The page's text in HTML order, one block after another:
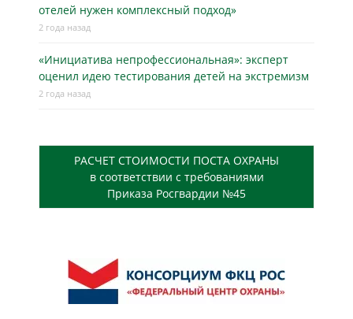
отелей нужен комплексный подход»
2 года назад
«Инициатива непрофессиональная»: эксперт
оценил идею тестирования детей на экстремизм
2 года назад
РАСЧЕТ СТОИМОСТИ ПОСТА ОХРАНЫ
в соответствии с требованиями
Приказа Росгвардии №45